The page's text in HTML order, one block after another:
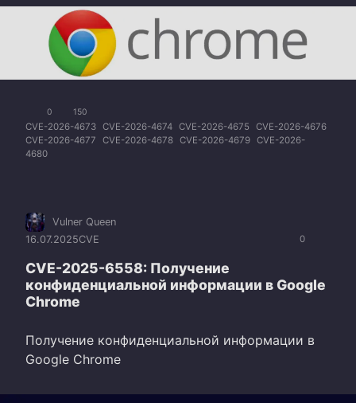
0 150
CVE-2026-4673 CVE-2026-4674 CVE-2026-4675
CVE-2026-4676
CVE-2026-4677
CVE-2026-4678 CVE-2026-4679 CVE-2026-
4680
0
Vulner Queen
16.07.2025CVE
CVE-2025-6558: Получение
конфиденциальной информации в Google
Chrome
Получение конфиденциальной информации в
Google Chrome